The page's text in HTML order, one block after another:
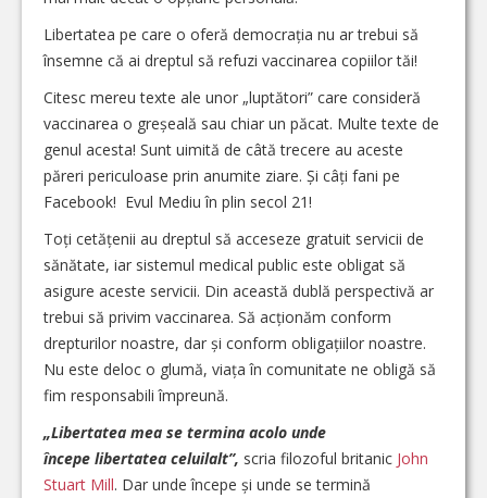
Libertatea pe care o oferă democrația nu ar trebui să
însemne că ai dreptul să refuzi vaccinarea copiilor tăi!
Citesc mereu texte ale unor „luptători” care consideră
vaccinarea o greșeală sau chiar un păcat. Multe texte de
genul acesta! Sunt uimită de câtă trecere au aceste
păreri periculoase prin anumite ziare. Și câți fani pe
Facebook! Evul Mediu în plin secol 21!
Toți cetățenii au dreptul să acceseze gratuit servicii de
sănătate, iar sistemul medical public este obligat să
asigure aceste servicii. Din această dublă perspectivă ar
trebui să privim vaccinarea. Să acționăm conform
drepturilor noastre, dar și conform obligațiilor noastre.
Nu este deloc o glumă, viața în comunitate ne obligă să
fim responsabili împreună.
„Libertatea mea se termina acolo unde
începe libertatea celuilalt”, scria filozoful britanic John
Stuart Mill. Dar unde începe și unde se termină